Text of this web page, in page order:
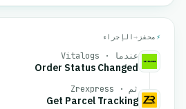
⚡ محفز →الإجراء
عندما · Vitalogs
Order Status Changed
ثم · Zrexpress
Get Parcel Tracking